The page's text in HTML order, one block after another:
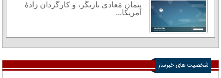
پیمان مَعادی بازیگر، و کارگردان زادهٔ
آمریکا...
شخصیت های خبرساز